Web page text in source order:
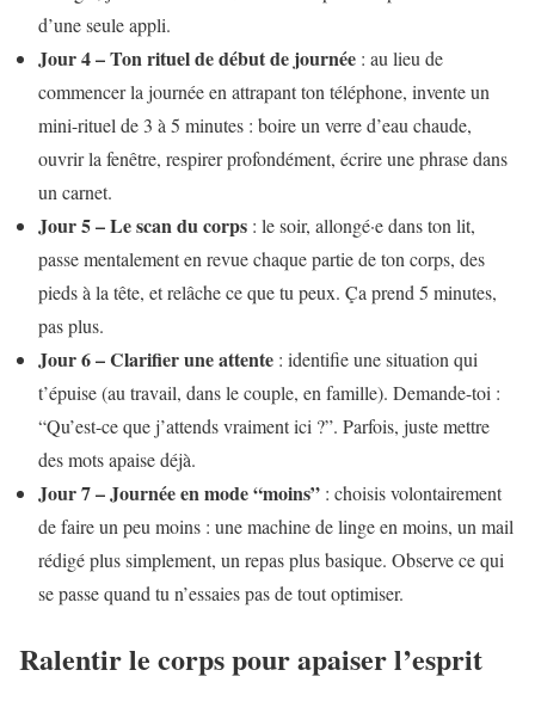
d’une seule appli.
Jour 4 – Ton rituel de début de journée : au lieu de
commencer la journée en attrapant ton téléphone, invente un
mini-rituel de 3 à 5 minutes : boire un verre d’eau chaude,
ouvrir la fenêtre, respirer profondément, écrire une phrase dans
un carnet.
Jour 5 – Le scan du corps : le soir, allongé·e dans ton lit,
passe mentalement en revue chaque partie de ton corps, des
pieds à la tête, et relâche ce que tu peux. Ça prend 5 minutes,
pas plus.
Jour 6 – Clarifier une attente : identifie une situation qui
t’épuise (au travail, dans le couple, en famille). Demande-toi :
“Qu’est-ce que j’attends vraiment ici ?”. Parfois, juste mettre
des mots apaise déjà.
Jour 7 – Journée en mode “moins” : choisis volontairement
de faire un peu moins : une machine de linge en moins, un mail
rédigé plus simplement, un repas plus basique. Observe ce qui
se passe quand tu n’essaies pas de tout optimiser.
Ralentir le corps pour apaiser l’esprit